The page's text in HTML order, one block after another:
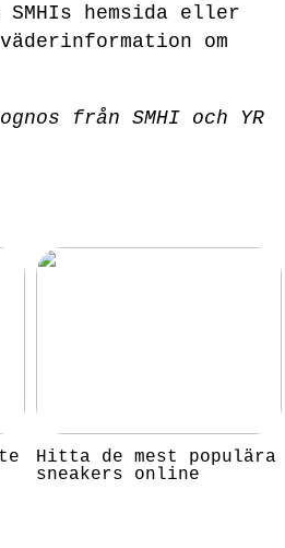
hemsida eller
om
från SMHI och YR
Hitta de mest populära
sneakers online